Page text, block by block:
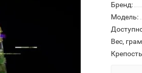
Бренд:
Модель:
Вес,